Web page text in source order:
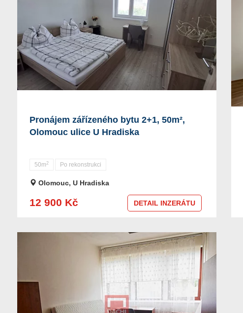
Pronájem zářízeného bytu 2+1, 50m²,
Olomouc ulice U Hradiska
50m 2 Po rekonstrukci
Olomouc, U Hradiska
12 900 Kč DETAIL INZERÁTU